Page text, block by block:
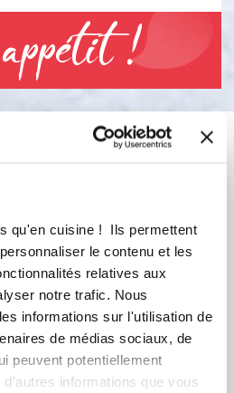
qu'en cuisine ! Ils permettent
le contenu et les
relatives aux
notre trafic. Nous
informations sur l'utilisation de
de médias sociaux, de
peuvent potentiellement
informations que vous
!
...
Stephanie Ollivier